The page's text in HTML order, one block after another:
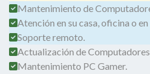
Mantenimiento de
Atención en su casa, oficina o
Soporte remoto.
Actualización de
Mantenimiento PC Gamer.